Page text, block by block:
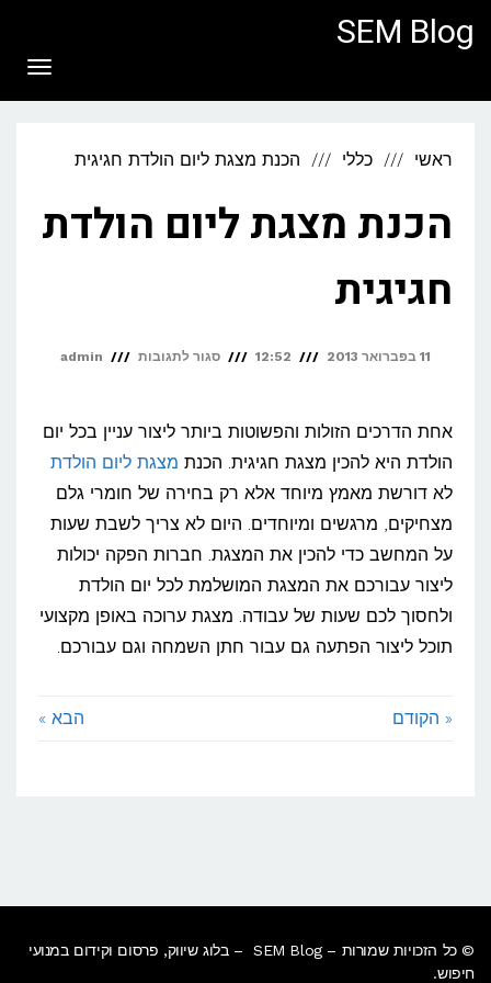
SEM Blog
ראשי כללי הכנת מצגת ליום הולדת חגיגית
הכנת מצגת ליום הולדת
חגיגית
11 בפברואר 2013 12:52 סגור לתגובות על
ליום
הולדת
חגיגית
admin
אחת הדרכים הזולות והפשוטות ביותר ליצור עניין בכל יום
הולדת היא להכין מצגת חגיגית. הכנת מצגת ליום הולדת
לא דורשת מאמץ מיוחד אלא רק בחירה של חומרי גלם
מצחיקים, מרגשים ומיוחדים. היום לא צריך לשבת שעות
על המחשב כדי להכין את המצגת. חברות הפקה יכולות
ליצור עבורכם את המצגת המושלמת לכל יום הולדת
ולחסוך לכם שעות של עבודה. מצגת ערוכה באופן מקצועי
תוכל ליצור הפתעה גם עבור חתן השמחה וגם עבורכם.
« הקודם הבא »
© כל הזכויות שמורות – SEM Blog – בלוג שיווק, פרסום וקידום במנועי
חיפוש.